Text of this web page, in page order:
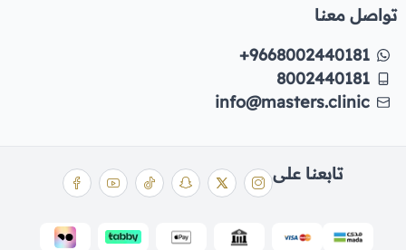
تواصل معنا
+9668002440181
8002440181
info@masters.clinic
تابعنا على